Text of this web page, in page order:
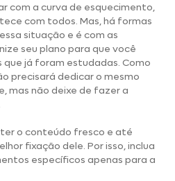
com a curva de esquecimento,
com todos. Mas, há formas
situação e é com as
seu plano para que você
já foram estudadas. Como
precisará dedicar o mesmo
mas não deixe de fazer a
o conteúdo fresco e até
fixação dele. Por isso, inclua
específicos apenas para a